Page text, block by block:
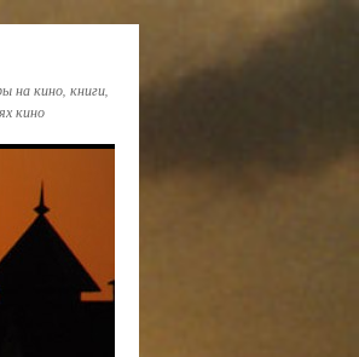
на кино, книги,
кино